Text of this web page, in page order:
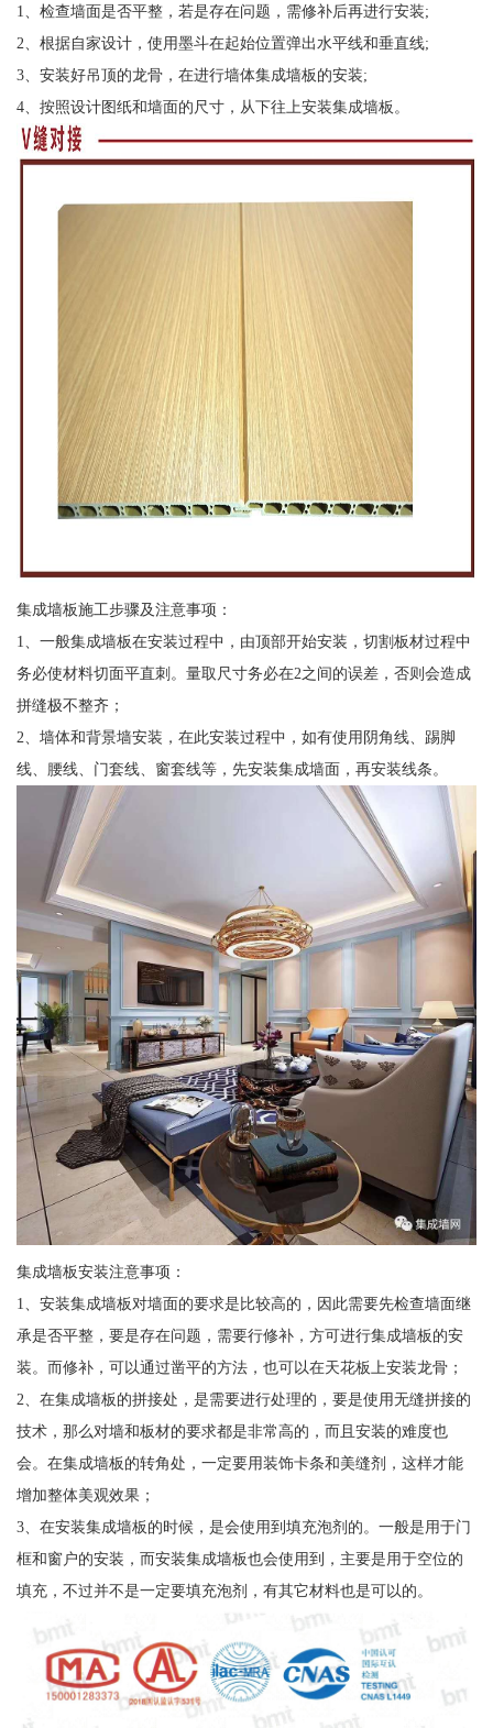
1、检查墙面是否平整，若是存在问题，需修补后再进行安装;
2、根据自家设计，使用墨斗在起始位置弹出水平线和垂直线;
3、安装好吊顶的龙骨，在进行墙体集成墙板的安装;
4、按照设计图纸和墙面的尺寸，从下往上安装集成墙板。
集成墙板施工步骤及注意事项：
1、一般集成墙板在安装过程中，由顶部开始安装，切割板材过程中
务必使材料切面平直刺。量取尺寸务必在2之间的误差，否则会造成
拼缝极不整齐；
2、墙体和背景墙安装，在此安装过程中，如有使用阴角线、踢脚
线、腰线、门套线、窗套线等，先安装集成墙面，再安装线条。
集成墙板安装注意事项：
1、安装集成墙板对墙面的要求是比较高的，因此需要先检查墙面继
承是否平整，要是存在问题，需要行修补，方可进行集成墙板的安
装。而修补，可以通过凿平的方法，也可以在天花板上安装龙骨；
2、在集成墙板的拼接处，是需要进行处理的，要是使用无缝拼接的
技术，那么对墙和板材的要求都是非常高的，而且安装的难度也
会。在集成墙板的转角处，一定要用装饰卡条和美缝剂，这样才能
增加整体美观效果；
3、在安装集成墙板的时候，是会使用到填充泡剂的。一般是用于门
框和窗户的安装，而安装集成墙板也会使用到，主要是用于空位的
填充，不过并不是一定要填充泡剂，有其它材料也是可以的。